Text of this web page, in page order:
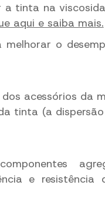
tinta na
aqui e saiba mais.
melhorar o
acessórios da
tinta (a
e resistência